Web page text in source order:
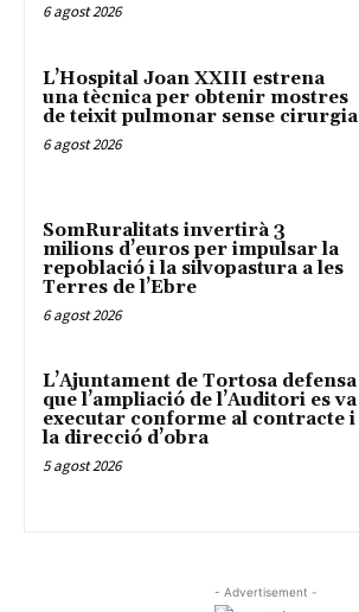
6 agost 2026
L’Hospital Joan XXIII estrena
una tècnica per obtenir mostres
de teixit pulmonar sense cirurgia
6 agost 2026
SomRuralitats invertirà 3
milions d’euros per impulsar la
repoblació i la silvopastura a les
Terres de l’Ebre
6 agost 2026
L’Ajuntament de Tortosa defensa
que l’ampliació de l’Auditori es va
executar conforme al contracte i
la direcció d’obra
5 agost 2026
- Advertisement -